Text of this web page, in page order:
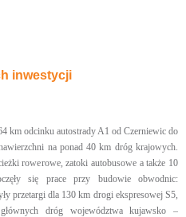
inwestycji
km odcinku autostrady A1 od Czerniewic do
na ponad 40 km dróg krajowych.
rowerowe, zatoki autobusowe a także 10
się prace przy budowie obwodnic:
przetargi dla 130 km drogi ekspresowej S5,
dróg województwa kujawsko –